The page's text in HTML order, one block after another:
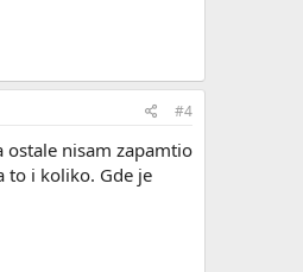
#4
ostale nisam zapamtio
to i koliko. Gde je